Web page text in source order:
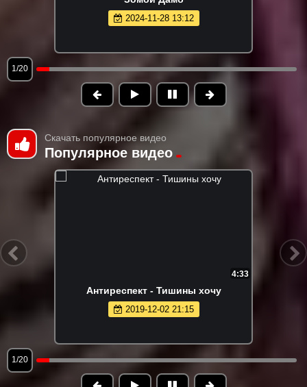
2024-11-28 13:12
1/20
Скачать популярное видео
Популярное видео
4:33
Антиреспект - Тишины хочу
2019-12-02 21:15
1/20